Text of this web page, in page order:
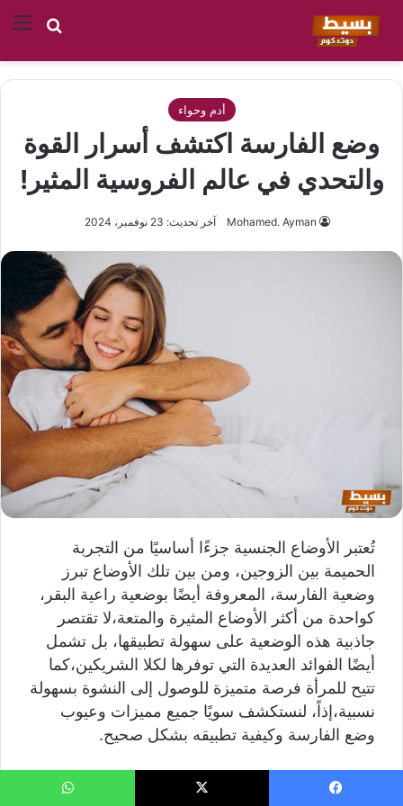
بحث
أدم وحواء
وضع الفارسة اكتشف أسرار القوة
والتحدي في عالم الفروسية المثير!
Mohamed. Ayman آخر تحديث: 23 نوفمبر، 2024
تُعتبر الأوضاع الجنسية جزءًا أساسيًا من التجربة
الحميمة بين الزوجين، ومن بين تلك الأوضاع تبرز
وضعية الفارسة، المعروفة أيضًا بوضعية راعية البقر،
كواحدة من أكثر الأوضاع المثيرة والمتعة،لا تقتصر
جاذبية هذه الوضعية على سهولة تطبيقها، بل تشمل
أيضًا الفوائد العديدة التي توفرها لكلا الشريكين،كما
تتيح للمرأة فرصة متميزة للوصول إلى النشوة بسهولة
نسبية،إذاً، لنستكشف سويًا جميع مميزات وعيوب
وضع الفارسة وكيفية تطبيقه بشكل صحيح.
ما هو وضع الفارسة